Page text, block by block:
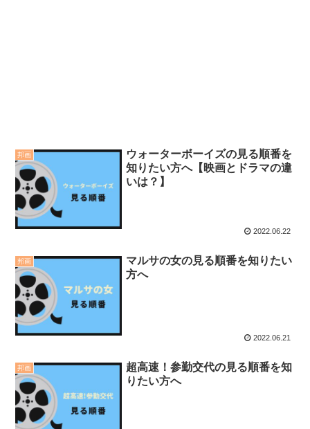
邦画
ウォーターボーイズの見る順番を
知りたい方へ【映画とドラマの違
いは？】
2022.06.22
邦画
マルサの女の見る順番を知りたい
方へ
2022.06.21
邦画
超高速！参勤交代の見る順番を知
りたい方へ